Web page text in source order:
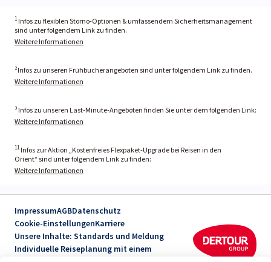
1 Infos zu flexiblen Storno-Optionen & umfassendem Sicherheitsmanagement
sind unter folgendem Link zu finden.
Weitere Informationen
²Infos zu unseren Frühbucherangeboten sind unter folgendem Link zu finden.
Weitere Informationen
³ Infos zu unseren Last-Minute-Angeboten finden Sie unter dem folgenden Link:
Weitere Informationen
11 Infos zur Aktion „Kostenfreies Flexpaket-Upgrade bei Reisen in den
Orient“ sind unter folgendem Link zu finden:
Weitere Informationen
ImpressumAGBDatenschutz
Cookie-EinstellungenKarriere
Unsere Inhalte: Standards und Meldung
Individuelle Reiseplanung mit einem